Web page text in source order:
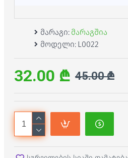
მარაგი: მარაგშია
მოდელი: L0022
32.00 ₾ 45.00 ₾